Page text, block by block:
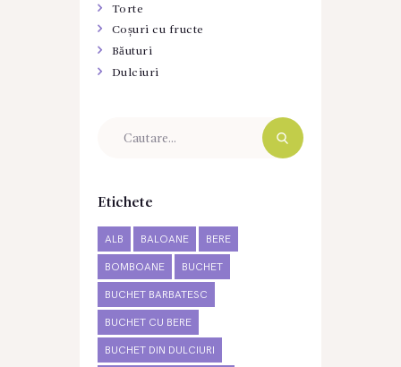
Torte
Coșuri cu fructe
Băuturi
Dulciuri
Etichete
ALB BALOANE BERE
BOMBOANE BUCHET
BUCHET BARBATESC
BUCHET CU BERE
BUCHET DIN DULCIURI